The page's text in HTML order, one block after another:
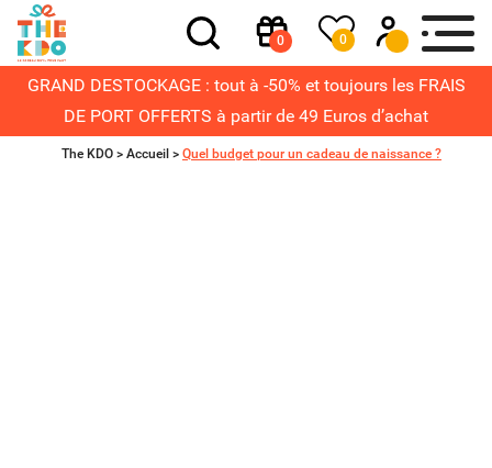
0 0
GRAND DESTOCKAGE : tout à -50% et toujours les FRAIS
DE PORT OFFERTS à partir de 49 Euros d’achat
The KDO > Accueil > Quel budget pour un cadeau de naissance ?